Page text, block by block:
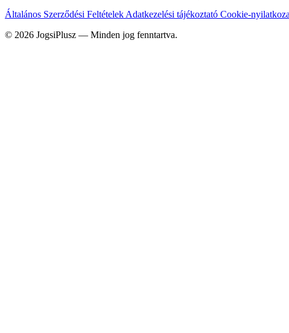
Általános Szerződési FeltételekAdatkezelési tájékoztató Cookie-
© 2026 JogsiPlusz — Minden jog fenntartva.